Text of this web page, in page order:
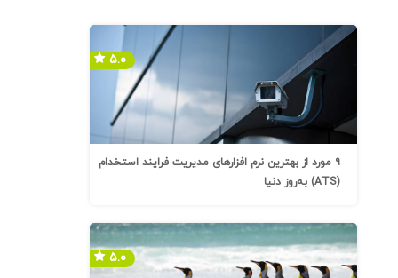
۹ مورد از بهترین نرم افزارهای مدیریت فرایند استخدام
(ATS) به‌روز دنیا
۵.۰
۵.۰